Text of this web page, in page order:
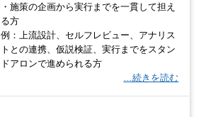
・施策の企画から実行までを一貫して担え
る方
例：上流設計、セルフレビュー、アナリス
トとの連携、仮説検証、実行までをスタン
ドアロンで進められる方
…続きを読む